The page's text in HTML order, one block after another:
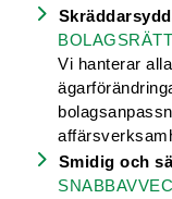
Vi hanterar
Smidig och